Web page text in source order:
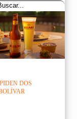
PIDEN DOS